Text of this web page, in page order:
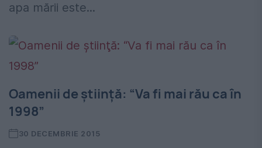
apa mării este...
Oamenii de ştiinţă: “Va fi mai rău ca în
1998”
30 DECEMBRIE 2015